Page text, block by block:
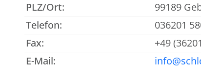
PLZ/Ort:
99189
Telefon:
036201
Fax:
+49
E-Mail: